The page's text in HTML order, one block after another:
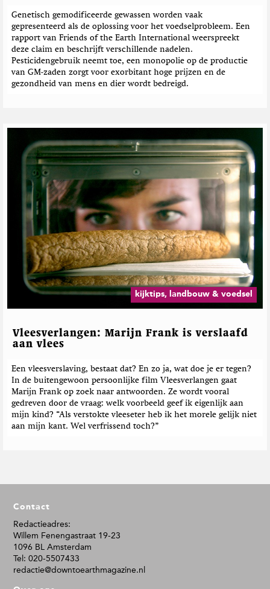
Genetisch gemodificeerde gewassen worden vaak
gepresenteerd als de oplossing voor het voedselprobleem. Een
rapport van Friends of the Earth International weerspreekt
deze claim en beschrijft verschillende nadelen.
Pesticidengebruik neemt toe, een monopolie op de productie
van GM-zaden zorgt voor exorbitant hoge prijzen en de
gezondheid van mens en dier wordt bedreigd.
kijktips, landbouw & voedsel
Vleesverlangen: Marijn Frank is verslaafd
aan vlees
Een vleesverslaving, bestaat dat? En zo ja, wat doe je er tegen?
In de buitengewoon persoonlijke film Vleesverlangen gaat
Marijn Frank op zoek naar antwoorden. Ze wordt vooral
gedreven door de vraag: welk voorbeeld geef ik eigenlijk aan
mijn kind? “Als verstokte vleeseter heb ik het morele gelijk niet
aan mijn kant. Wel verfrissend toch?”
o
o
Contact
Redactieadres:
Willem Fenengastraat 19-23
1096 BL Amsterdam
Tel: 020-5507433
redactie@downtoearthmagazine.nl